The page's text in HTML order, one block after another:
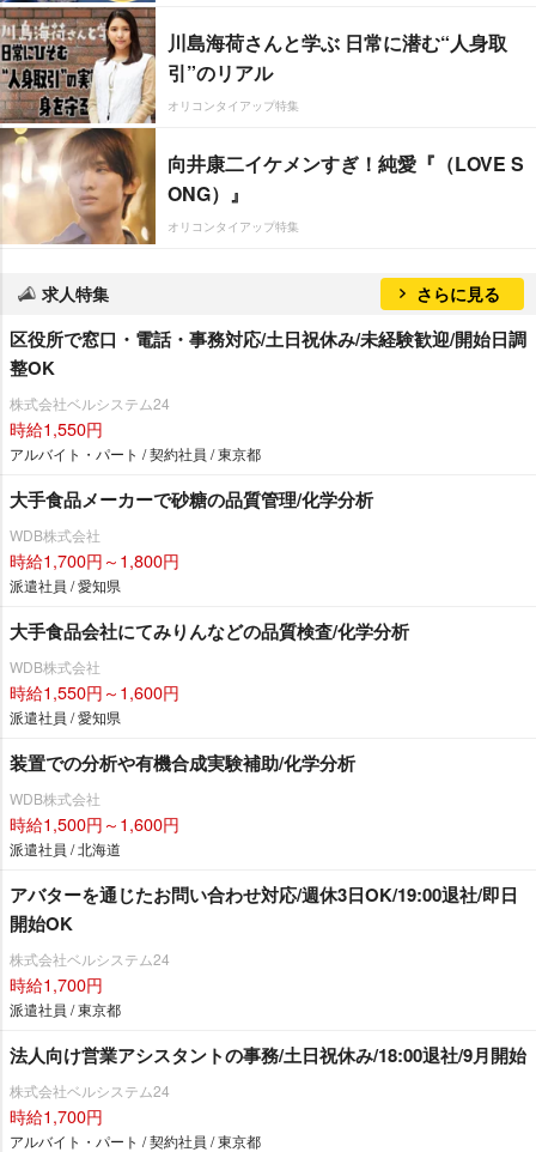
川島海荷さんと学ぶ 日常に潜む“人身取
引”のリアル
オリコンタイアップ特集
向井康二イケメンすぎ！純愛『（LOVE S
ONG）』
オリコンタイアップ特集
求人特集 さらに見る
区役所で窓口・電話・事務対応/土日祝休み/未経験歓迎/開始日調
整OK
株式会社ベルシステム24
時給1,550円
アルバイト・パート / 契約社員 / 東京都
大手食品メーカーで砂糖の品質管理/化学分析
WDB株式会社
時給1,700円～1,800円
派遣社員 / 愛知県
大手食品会社にてみりんなどの品質検査/化学分析
WDB株式会社
時給1,550円～1,600円
派遣社員 / 愛知県
装置での分析や有機合成実験補助/化学分析
WDB株式会社
時給1,500円～1,600円
派遣社員 / 北海道
アバターを通じたお問い合わせ対応/週休3日OK/19:00退社/即日
開始OK
株式会社ベルシステム24
時給1,700円
派遣社員 / 東京都
法人向け営業アシスタントの事務/土日祝休み/18:00退社/9月開始
株式会社ベルシステム24
時給1,700円
アルバイト・パート / 契約社員 / 東京都